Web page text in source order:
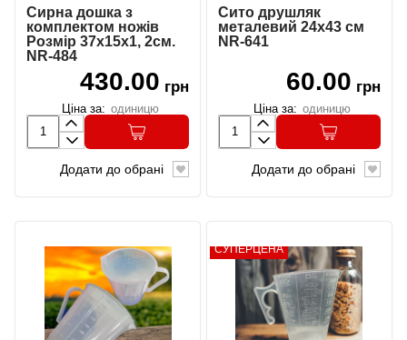
Сирна дошка з
комплектом ножів
Розмір 37х15х1, 2см.
NR-484
430.00 грн
Ціна за: одиницю
Додати до обрані
Сито друшляк
металевий 24х43 см
NR-641
60.00 грн
Ціна за: одиницю
Додати до обрані
СУПЕРЦЕНА